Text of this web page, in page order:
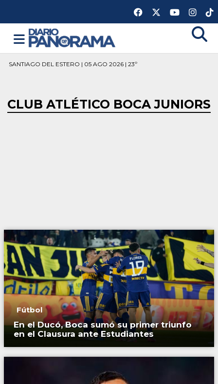
SANTIAGO DEL ESTERO | 05 AGO 2026 | 23º
CLUB ATLÉTICO BOCA JUNIORS
Fútbol
En el Ducó, Boca sumó su primer triunfo
en el Clausura ante Estudiantes